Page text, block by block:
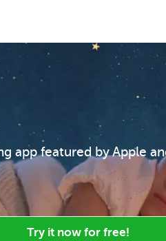
app featured by Apple
Try it now for free!